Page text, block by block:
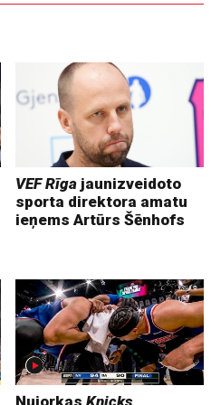
VEF Rīga jaunizveidoto
sporta direktora amatu
ieņems Artūrs Šēnhofs